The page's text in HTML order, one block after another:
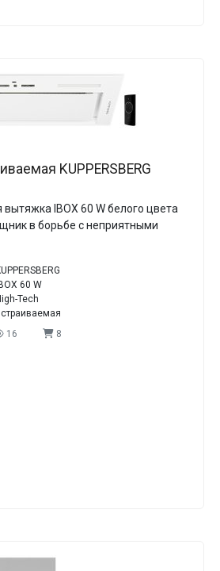
KUPPERSBERG
IBOX 60 W белого цвета
в борьбе с неприятными
IBOX 60 W
Tech
16 8